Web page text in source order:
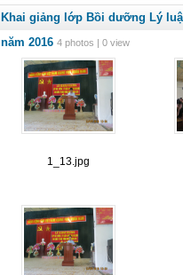
Khai giảng lớp Bồi dưỡng Lý
năm 2016 4 photos | 0 view
1_13.jpg